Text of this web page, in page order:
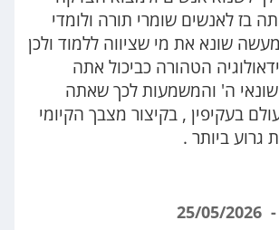
בז לאנשים שומרי תורה ולומדי
שונא את מי שציווה ללמוד ולכן
הטהורה כביכול אתה
ה' והמשמעות לכך שאתה
בעקיפין , בקיצור מצבך הקיומי
גרוע ביותר .